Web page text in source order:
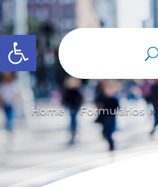
Abrir barra de herramientas
Home 9 Formularios 9